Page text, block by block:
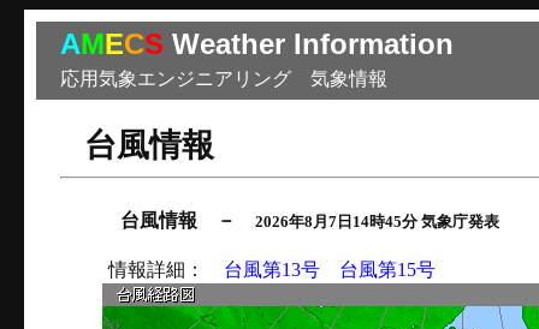
AMECS Weather Information
応用気象エンジニアリング 気象情報
台風情報
台風情報 － 2026年8月7日14時45分 気象庁発表
情報詳細： 台風第13号 台風第15号